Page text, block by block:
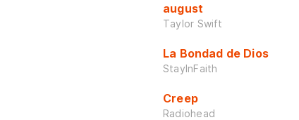
august
Taylor Swift
La Bondad de Dios
StayInFaith
Creep
Radiohead